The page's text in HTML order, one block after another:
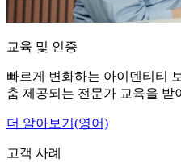
교육 및 인증
빠르게 변화하는 아이덴티티
춤 제공되는 전문가 교육을 받
더 알아보기(영어)
고객 사례